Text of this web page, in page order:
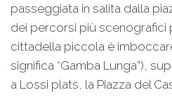
passeggiata in salita dalla
dei percorsi più scenografici
cittadella piccola è
significa “Gamba Lunga”),
a Lossi plats, la Piazza del